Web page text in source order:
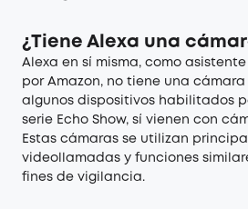
¿Tiene Alexa una
Alexa en sí misma, como
por Amazon, no tiene una cámara
algunos dispositivos habilitados
serie Echo Show, sí vienen con
Estas cámaras se utilizan
videollamadas y funciones
fines de vigilancia.